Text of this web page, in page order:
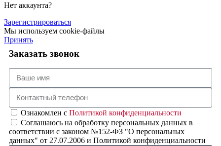
Нет аккаунта?
Зарегистрироваться
Мы используем cookie-файлы
Принять
Заказать звонок
Ознакомлен с Политикой конфиденциальности
Соглашаюсь на обработку персональных данных в
соответствии с законом №152-ФЗ "О персональных
данных" от 27.07.2006 и Политикой конфиденциальности